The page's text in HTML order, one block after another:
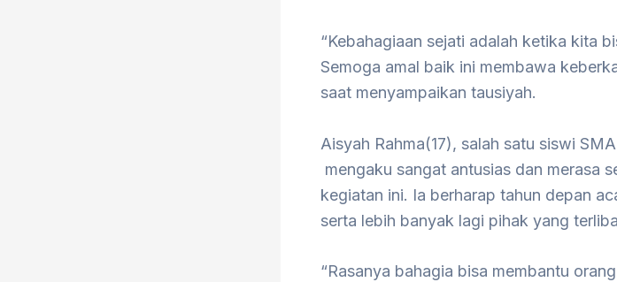
“Kebahagiaan sejati adalah ketika kita
Semoga amal baik ini membawa
saat menyampaikan tausiyah.
Aisyah Rahma(17), salah satu siswi
mengaku sangat antusias dan merasa
kegiatan ini. Ia berharap tahun depan
serta lebih banyak lagi pihak yang
“Rasanya bahagia bisa membantu